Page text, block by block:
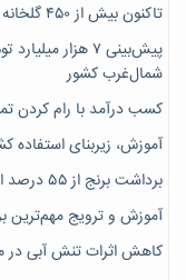
تاکنون بیش از ۴۵۰ گلخانه و باغ استان یزد شناسنامه‌دار شده‌اند
پیش‌بینی ۷‌ هزار
شمال‌غرب کشور
کسب درآمد با رام
آموزش، زیربنای استفاده
برداشت برنج از ۵۵ درصد اراضی شالیکاری گیلان
آموزش و ترویج مهم‌ترین
کاهش اثرات تنش آبی